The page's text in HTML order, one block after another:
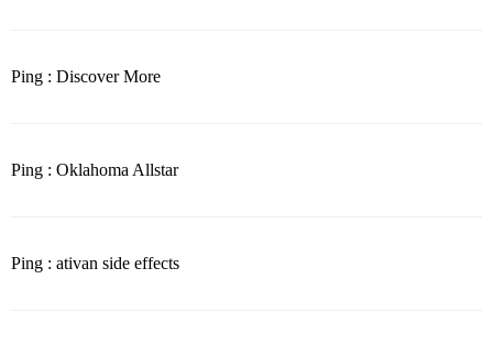
Ping : Discover More
Ping : Oklahoma Allstar
Ping : ativan side effects